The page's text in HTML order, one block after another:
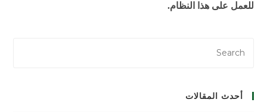
للعمل على هذا النظام.
أحدث المقالات